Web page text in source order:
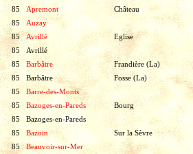
85
Apremont Château
85
Auzay
85
Avrillé Eglise
85
Avrillé
85
Barbâtre Frandière (La)
85
Barbâtre Fosse (La)
85
Barre-des-Monts
85
Bazoges-en-Pareds Bourg
85
Bazoges-en-Pareds
85
Bazoin Sur la Sèvre
85
Beauvoir-sur-Mer